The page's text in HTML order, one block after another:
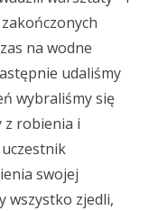
na wodne
udaliśmy
wybraliśmy się
z robienia i
swojej
wszystko zjedli,